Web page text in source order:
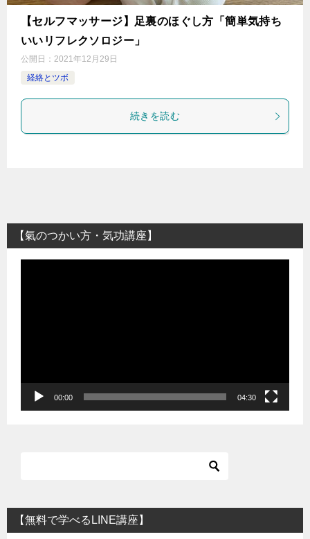
【セルフマッサージ】足裏のほぐし方「簡単気持ち
いいリフレクソロジー」
公開日： 2021年12月29日
経絡とツボ
続きを読む
【氣のつかい方・気功講座】
00:00 04:30
【無料で学べるLINE講座】